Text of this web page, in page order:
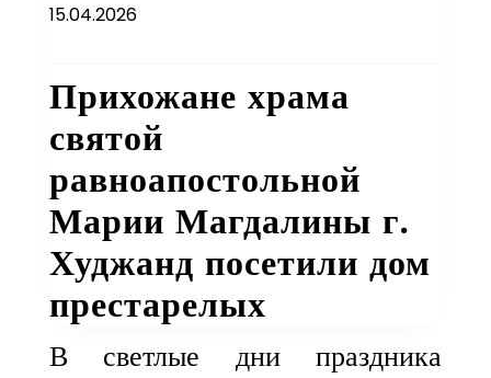
15.04.2026
Прихожане храма
святой
равноапостольной
Марии Магдалины г.
Худжанд посетили дом
престарелых
В светлые дни праздника